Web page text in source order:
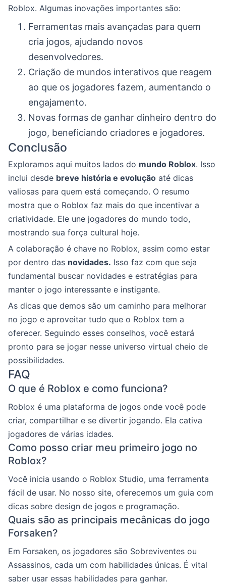
Roblox. Algumas inovações importantes são:
Ferramentas mais avançadas para quem
cria jogos, ajudando novos
desenvolvedores.
Criação de mundos interativos que reagem
ao que os jogadores fazem, aumentando o
engajamento.
Novas formas de ganhar dinheiro dentro do
jogo, beneficiando criadores e jogadores.
Conclusão
Exploramos aqui muitos lados do mundo Roblox. Isso
inclui desde breve história e evolução até dicas
valiosas para quem está começando. O resumo
mostra que o Roblox faz mais do que incentivar a
criatividade. Ele une jogadores do mundo todo,
mostrando sua força cultural hoje.
A colaboração é chave no Roblox, assim como estar
por dentro das novidades. Isso faz com que seja
fundamental buscar novidades e estratégias para
manter o jogo interessante e instigante.
As dicas que demos são um caminho para melhorar
no jogo e aproveitar tudo que o Roblox tem a
oferecer. Seguindo esses conselhos, você estará
pronto para se jogar nesse universo virtual cheio de
possibilidades.
FAQ
O que é Roblox e como funciona?
Roblox é uma plataforma de jogos onde você pode
criar, compartilhar e se divertir jogando. Ela cativa
jogadores de várias idades.
Como posso criar meu primeiro jogo no
Roblox?
Você inicia usando o Roblox Studio, uma ferramenta
fácil de usar. No nosso site, oferecemos um guia com
dicas sobre design de jogos e programação.
Quais são as principais mecânicas do jogo
Forsaken?
Em Forsaken, os jogadores são Sobreviventes ou
Assassinos, cada um com habilidades únicas. É vital
saber usar essas habilidades para ganhar.